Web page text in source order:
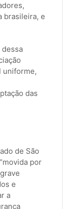
brasileira, e
dessa
uniforme,
das
de São
por
e
a